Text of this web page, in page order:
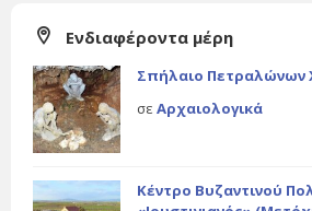
Ενδιαφέροντα μέρη
Σπήλαιο Πετραλώνων
σε Αρχαιολογικά
Κέντρο Βυζαντινού